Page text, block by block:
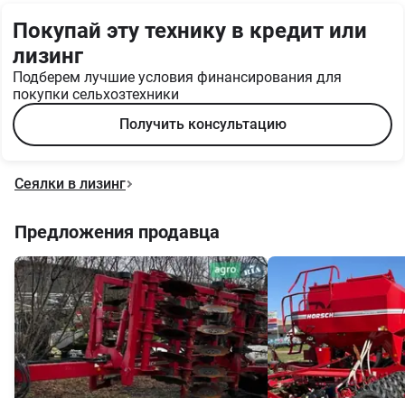
Покупай эту технику в кредит или
лизинг
Подберем лучшие условия финансирования для
покупки сельхозтехники
Получить консультацию
Сеялки в лизинг
Предложения продавца